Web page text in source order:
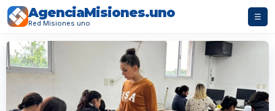
AgenciaMisiones.uno
Red Misiones.uno
☰